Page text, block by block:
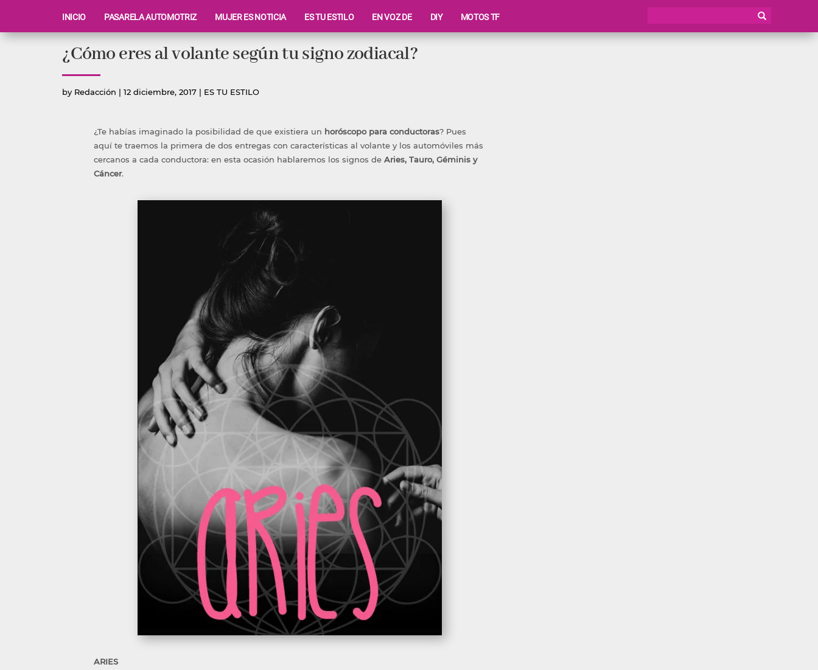
INICIO PASARELA AUTOMOTRIZ MUJER ES NOTICIA ES TU ESTILO EN VOZ DE DIY MOTOS TF
¿Cómo eres al volante según tu signo zodiacal?
by Publicado
Redacción | 12 diciembre, 2017 | Publicada
ES TU ESTILO
¿Te habías imaginado la posibilidad de que existiera un horóscopo para conductoras? Pues
aquí te traemos la primera de dos entregas con características al volante y los automóviles más
cercanos a cada conductora: en esta ocasión hablaremos los signos deAries, Tauro, Géminis y
Cáncer.
ARIES